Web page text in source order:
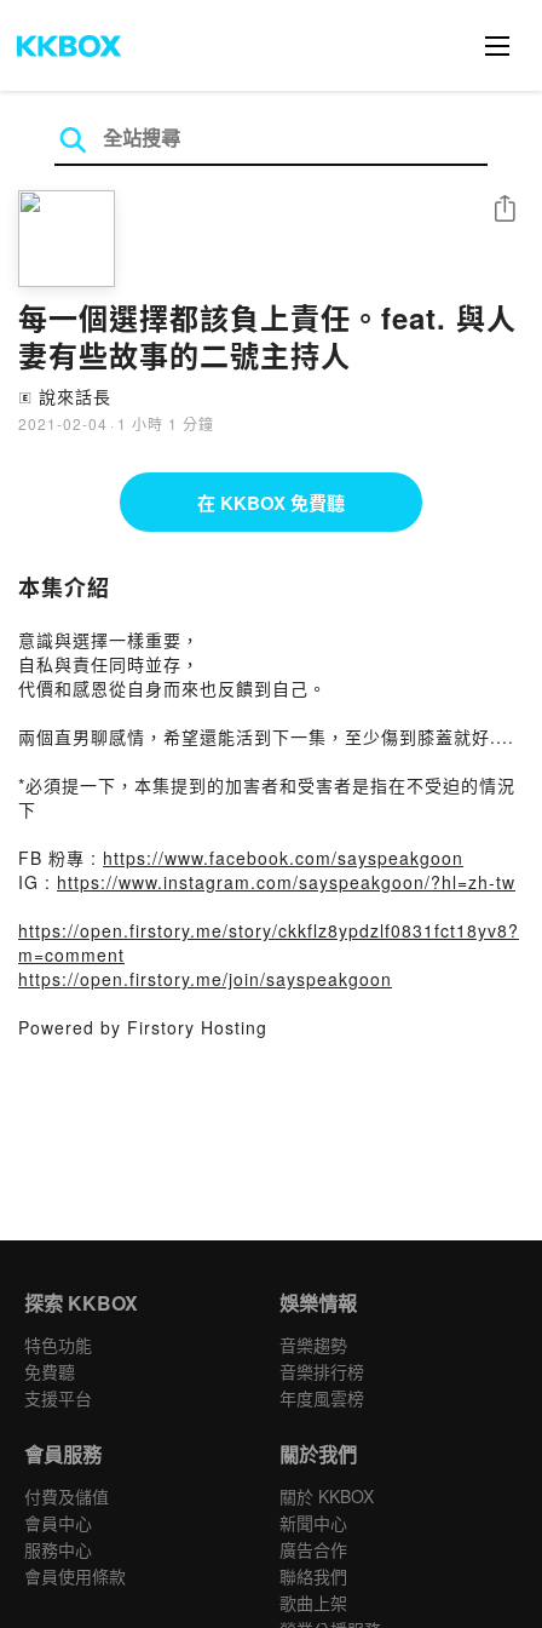
每一個選擇都該負上責任。feat. 與人
妻有些故事的二號主持人
🄴 說來話長
2021-02-04 · 1 小時 1 分鐘
分享
在 KKBOX 免費聽
本集介紹
意識與選擇一樣重要，
自私與責任同時並存，
代價和感恩從自身而來也反饋到自己。
兩個直男聊感情，希望還能活到下一集，至少傷到膝蓋就好....
*必須提一下，本集提到的加害者和受害者是指在不受迫的情況
下
FB 粉專 : https://www.facebook.com/sayspeakgoon
IG : https://www.instagram.com/sayspeakgoon/?hl=zh-tw
https://open.firstory.me/story/ckkflz8ypdzlf0831fct18yv8?
m=comment
https://open.firstory.me/join/sayspeakgoon
Powered by Firstory Hosting
探索 KKBOX
特色功能
免費聽
支援平台
娛樂情報
音樂趨勢
音樂排行榜
年度風雲榜
會員服務
付費及儲值
會員中心
服務中心
會員使用條款
關於我們
關於 KKBOX
新聞中心
廣告合作
聯絡我們
歌曲上架